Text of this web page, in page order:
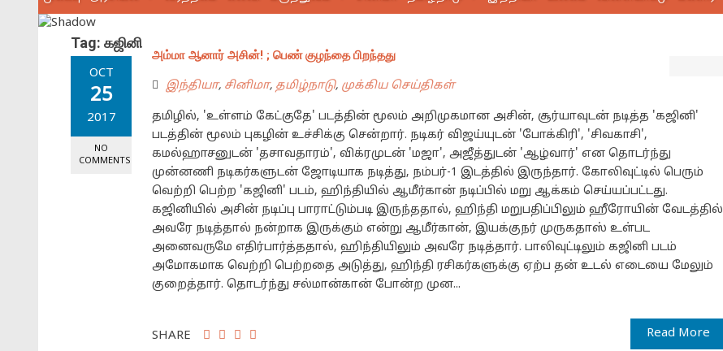
Tag: கஜினி
OCT
25
2017
NO
COMMENTS
அம்மா ஆனார் அசின்! ; பெண் குழந்தை பிறந்தது
இந்தியா, சினிமா, தமிழ்நாடு, முக்கிய செய்திகள்
தமிழில், 'உள்ளம் கேட்குதே' படத்தின் மூலம் அறிமுகமான அசின், சூர்யாவுடன் நடித்த 'கஜினி'
படத்தின் மூலம் புகழின் உச்சிக்கு சென்றார். நடிகர் விஜய்யுடன் 'போக்கிரி', 'சிவகாசி',
கமல்ஹாசனுடன் 'தசாவதாரம்', விக்ரமுடன் 'மஜா', அஜீத்துடன் 'ஆழ்வார்' என தொடர்ந்து
முன்னணி நடிகர்களுடன் ஜோடியாக நடித்து, நம்பர்-1 இடத்தில் இருந்தார். கோலிவுட்டில் பெரும்
வெற்றி பெற்ற 'கஜினி' படம், ஹிந்தியில் ஆமீர்கான் நடிப்பில் மறு ஆக்கம் செய்யப்பட்டது.
கஜினியில் அசின் நடிப்பு பாராட்டும்படி இருந்ததால், ஹிந்தி மறுபதிப்பிலும் ஹீரோயின் வேடத்தில்
அவரே நடித்தால் நன்றாக இருக்கும் என்று ஆமீர்கான், இயக்குநர் முருகதாஸ் உள்பட
அனைவருமே எதிர்பார்த்ததால், ஹிந்தியிலும் அவரே நடித்தார். பாலிவுட்டிலும் கஜினி படம்
அமோகமாக வெற்றி பெற்றதை அடுத்து, ஹிந்தி ரசிகர்களுக்கு ஏற்ப தன் உடல் எடையை மேலும்
குறைத்தார். தொடர்ந்து சல்மான்கான் போன்ற முன...
Read More
SHARE